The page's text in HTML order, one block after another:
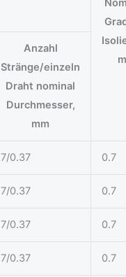
Anzahl
Stränge/einzeln
Draht nominal
Durchmesser,
mm
7/0.37 0.7
7/0.37 0.7
7/0.37 0.7
7/0.37 0.7